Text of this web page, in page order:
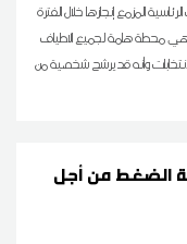
المزمع إنجازها خلال الفترة
محطة هامة لجميع الاطياف
وأنه قد يرشح شخصية من
الضغط من أجل